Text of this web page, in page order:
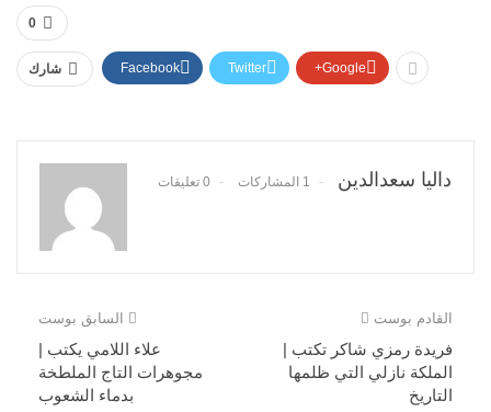
0
شارك Facebook Twitter Google+
داليا سعدالدين 1 المشاركات 0 تعليقات
السابق بوست
علاء اللامي يكتب |
مجوهرات التاج الملطخة
بدماء الشعوب
القادم بوست
فريدة رمزي شاكر تكتب |
الملكة نازلي التي ظلمها
التاريخ